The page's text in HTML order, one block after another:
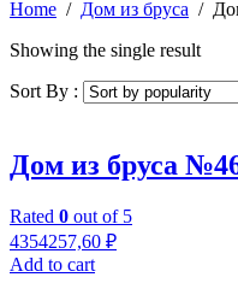
Home / Дом из бруса /
Showing the single result
Sort By :
Дом из бруса
Rated 0 out of 5
4354257,60 ₽
Add to cart